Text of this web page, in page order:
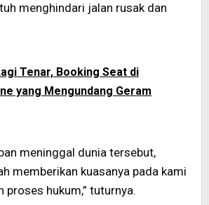
menghindari jalan rusak dan
Tenar, Booking Seat di
yang Mengundang Geram
meninggal dunia tersebut,
memberikan kuasanya pada kami
proses hukum,” tuturnya.